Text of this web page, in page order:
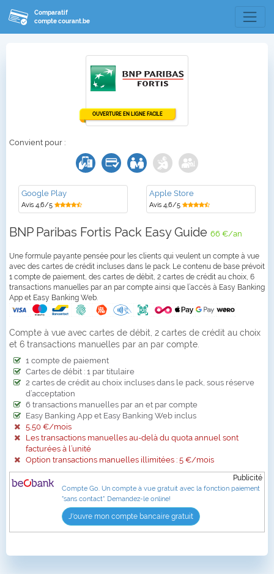
Comparatif
compte courant.be
OUVERTURE EN LIGNE FACILE
Convient pour :
Google Play
Avis 4,6/5
Apple Store
Avis 4,6/5
BNP Paribas Fortis Pack Easy Guide 66 €/an
Une formule payante pensée pour les clients qui veulent un compte à vue
avec des cartes de crédit incluses dans le pack. Le contenu de base prévoit
1 compte de paiement, des cartes de débit, 2 cartes de crédit au choix, 6
transactions manuelles par an par compte ainsi que l’accès à Easy Banking
App et Easy Banking Web.
Compte à vue avec cartes de débit, 2 cartes de crédit au choix
et 6 transactions manuelles par an par compte.
1 compte de paiement
Cartes de débit : 1 par titulaire
2 cartes de crédit au choix incluses dans le pack, sous réserve
d’acceptation
6 transactions manuelles par an et par compte
Easy Banking App et Easy Banking Web inclus
5,50 €/mois
Les transactions manuelles au-delà du quota annuel sont
facturées à l’unité
Option transactions manuelles illimitées : 5 €/mois
Publicité
Compte Go. Un compte à vue gratuit avec la fonction paiement
"sans contact". Demandez-le online!
J'ouvre mon compte bancaire gratuit